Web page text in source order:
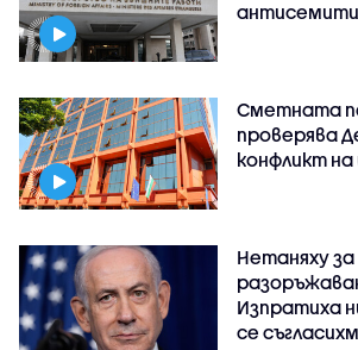
Сметната
проверява
конфликт
Нетаняху за
Изпратиха
се